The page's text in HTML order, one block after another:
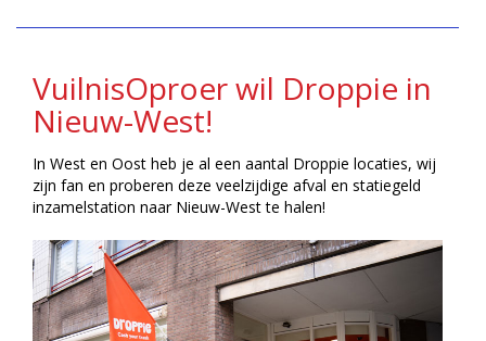
VuilnisOproer wil Droppie in
Nieuw-West!
In West en Oost heb je al een aantal Droppie locaties, wij
zijn fan en proberen deze veelzijdige afval en statiegeld
inzamelstation naar Nieuw-West te halen!